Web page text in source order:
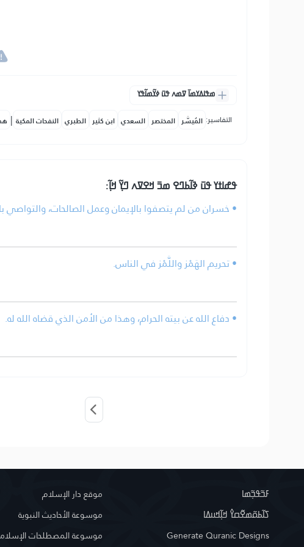
ߘߟߊߡߌߘߊ߫ ߜߘߍ ߟߎ߫ ߦߌ߬ߘߊ߬ߟߌ
التفاسير: المُيسَّر المختصر السعدي ابن كثير الطبري النفحات المكية |
ߟߝߊߙߌ ߟߎ߫ ߢߊ߬ߕߣߐ ߘߏ߫ ߞߐߜߍ ߣߌ߲߬ ߞߊ߲߬:
• خسران من لم يتصفوا بالإيمان وعمل الصالحات، والتواصي
• تحريم الهَمْز واللَّمْز في الناس.
• دفاع الله عن بيته الحرام، وهذا من الأمن الذي قضاه الله له.
ߓߏ߬ߟߏ߲߬ߘߊ
ߖߊ߬ߕߋ߬ߘߐ߬ߛߌ߮ ߞߊ߲߬ߞߎߡߊ
Generate Quranic Designs
موقع دار الإسلام
موسوعة الأحاديث النبوية
موسوعة المصطلحات